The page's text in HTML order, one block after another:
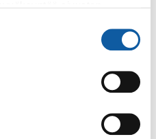
Avoimet työpaikat